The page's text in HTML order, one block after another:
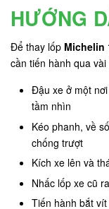
HƯỚNG
Để thay lốp Michelin
cần tiến hành qua
Đậu xe ở một
tầm nhìn
Kéo phanh, về
chống trượt
Kích xe lên và
Nhấc lốp xe cũ
Tiến hành bắt